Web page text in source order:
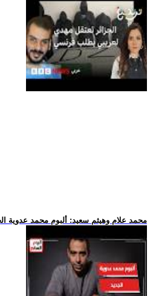
.. محمد علام وهيثم سعيد: ألبوم محمد عدوية